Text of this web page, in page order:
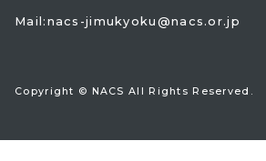
Mail: nacs-jimukyoku@nacs.or.jp
Copyright © NACS All Rights Reserved.